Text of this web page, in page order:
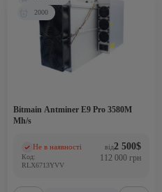
Bitmain Antminer E9 Pro 3580M
Mh/s
2000
Не в наявності
(0)
Код:
RLX6713YVV
від2 500$
112 000 грн